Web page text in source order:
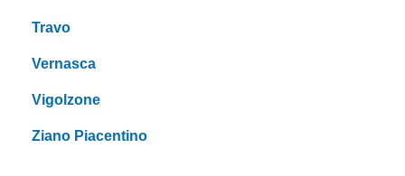
Travo
Vernasca
Vigolzone
Ziano Piacentino